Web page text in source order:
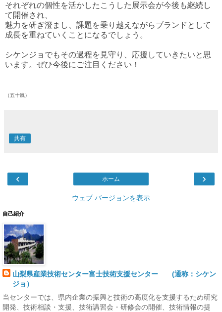
それぞれの個性を活かしたこうした展示会が今後も継続し
て開催され、
魅力を研ぎ澄まし、課題を乗り越えながらブランドとして
成長を重ねていくことになるでしょう。
シケンジョでもその過程を見守り、応援していきたいと思
います。 ぜひ今後にご注目ください！
（五十嵐）
共有
‹ ›
ホーム
ウェブ バージョンを表示
自己紹介
山梨県産業技術センター富士技術支援センター (通称：シケン
ジョ）
当センターでは、県内企業の振興と技術の高度化を支援するため研究
開発、技術相談・支援、技術講習会・研修会の開催、技術情報の提